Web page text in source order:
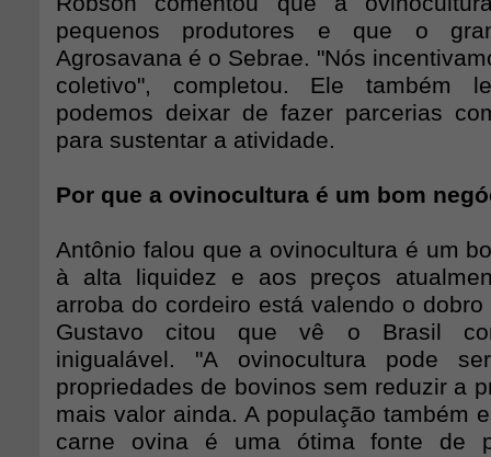
pequenos produtores e que o
Agrosavana é o Sebrae. "Nós
coletivo", completou. Ele também
podemos deixar de fazer parcerias
para sustentar a atividade.
Por que a ovinocultura é um bom
Antônio falou que a ovinocultura é um
à alta liquidez e aos preços
arroba do cordeiro está valendo o
Gustavo citou que vê o Brasil
inigualável. "A ovinocultura pode
propriedades de bovinos sem reduzir a
mais valor ainda. A população também
carne ovina é uma ótima fonte de